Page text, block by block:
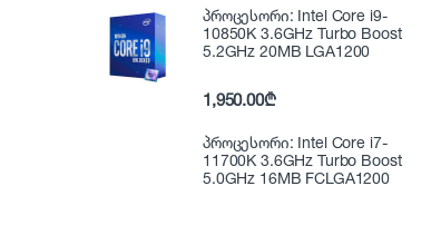
პროცესორი: Intel Core i9-
10850K 3.6GHz Turbo Boost
5.2GHz 20MB LGA1200
1,950.00₾
პროცესორი: Intel Core i7-
11700K 3.6GHz Turbo Boost
5.0GHz 16MB FCLGA1200